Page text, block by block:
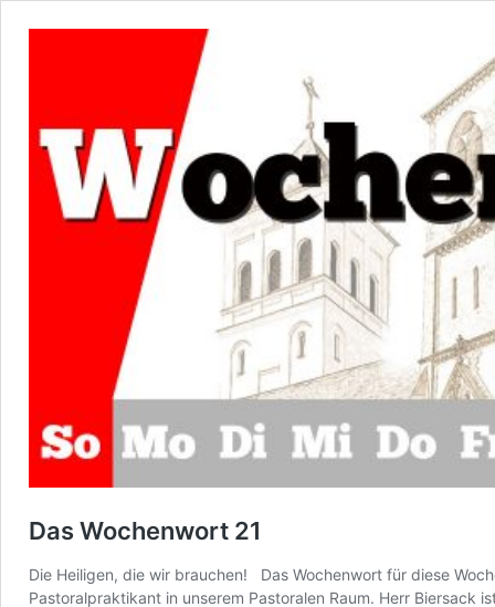
Das Wochenwort 21
Die Heiligen, die wir brauchen! Das Wochenwort für diese
Pastoralpraktikant in unserem Pastoralen Raum. Herr Biersack